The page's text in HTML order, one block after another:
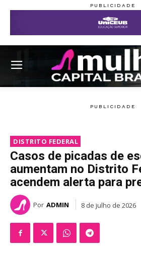
DISTRITO FEDERAL
Casos de picadas de
aumentam no Distrito
acendem alerta para
Por ADMIN 8 de julho de 2026